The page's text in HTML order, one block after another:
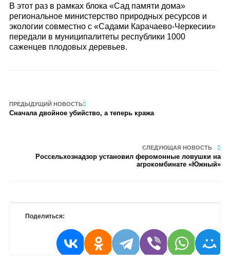
В этот раз в рамках блока «Сад памяти дома»
региональное министерство природных ресурсов и
экологии совместно с «Садами Карачаево-Черкесии»
передали в муниципалитеты республики 1000
саженцев плодовых деревьев.
ПРЕДЫДУЩИЙ НОВОСТЬ
Сначала двойное убийство, а теперь кража
СЛЕДУЮЩАЯ НОВОСТЬ
Россельхознадзор установил феромонные ловушки на
агрокомбинате «Южный»
Поделиться: